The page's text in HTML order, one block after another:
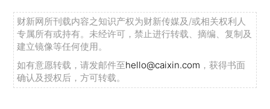
财新网所刊载内容之知识产权为财新传媒及/或相关权利人
专属所有或持有。未经许可，禁止进行转载、摘编、复制及
建立镜像等任何使用。
如有意愿转载，请发邮件至hello@caixin.com ，获得书面
确认及授权后，方可转载。